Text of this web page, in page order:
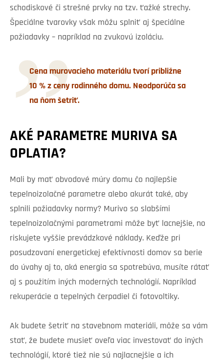
schodiskové či strešné prvky na tzv. ťažké strechy.
Špeciálne tvarovky však môžu splniť aj špeciálne
požiadavky – napríklad na zvukovú izoláciu.
Cena murovacieho materiálu tvorí približne
10 % z ceny rodinného domu. Neodporúča sa
na ňom šetriť.
AKÉ PARAMETRE MURIVA SA
OPLATIA?
Mali by mať obvodové múry domu čo najlepšie
tepelnoizolačné parametre alebo akurát také, aby
splnili požiadavky normy? Murivo so slabšími
tepelnoizolačnými parametrami môže byť lacnejšie, no
riskujete vyššie prevádzkové náklady. Keďže pri
posudzovaní energetickej efektívnosti domov sa berie
do úvahy aj to, aká energia sa spotrebúva, musíte rátať
aj s použitím iných moderných technológií. Napríklad
rekuperácie a tepelných čerpadiel či fotovoltiky.
Ak budete šetriť na stavebnom materiáli, môže sa vám
stať, že budete musieť oveľa viac investovať do iných
technológií, ktoré tiež nie sú najlacnejšie a ich